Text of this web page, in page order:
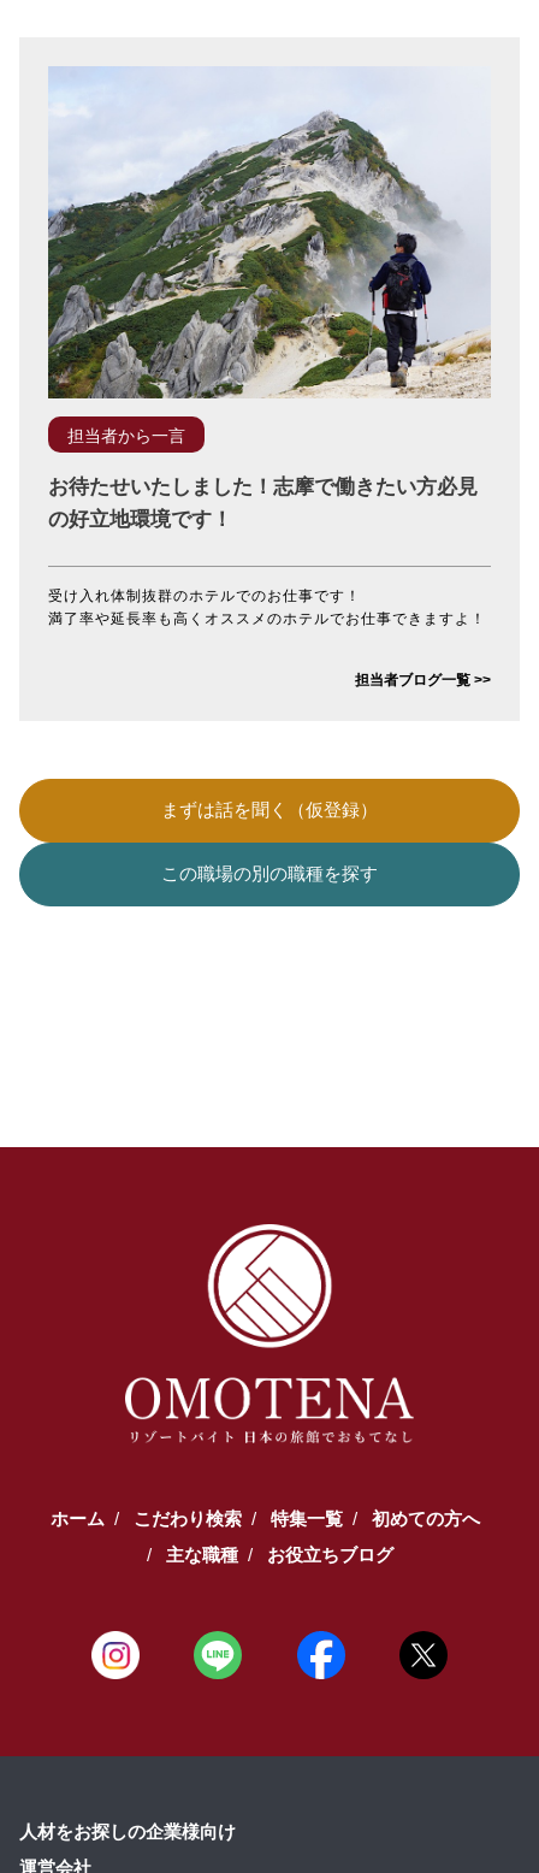
担当者から一言
お待たせいたしました！志摩で働きたい方必見
の好立地環境です！
受け入れ体制抜群のホテルでのお仕事です！
満了率や延長率も高くオススメのホテルでお仕事できますよ！
担当者ブログ一覧 >>
まずは話を聞く（仮登録）
この職場の別の職種を探す
ホーム こだわり検索 特集一覧
初めての方へ
主な職種
お役立ちブログ
人材をお探しの企業様向け
運営会社